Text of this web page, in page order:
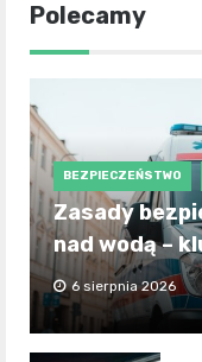
Polecamy
BEZPIECZEŃSTWO
Zasady
nad wodą –
6 sierpnia 2026